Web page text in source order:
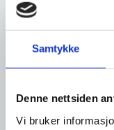
Samtykke
Denne nettsiden
Vi bruker